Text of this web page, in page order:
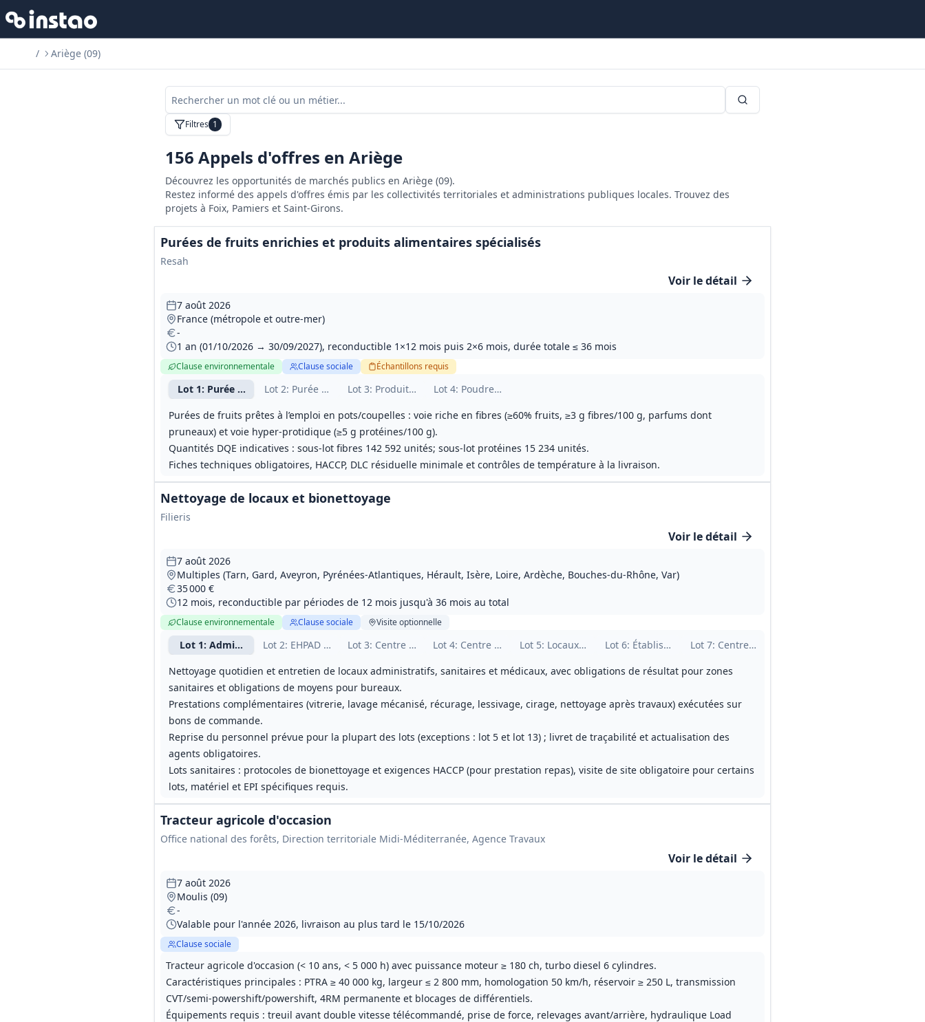
/ Ariège (09)
Filtres 1
156 Appels d'offres en Ariège
Découvrez les opportunités de marchés publics en Ariège (09).
Restez informé des appels d'offres émis par les collectivités territoriales et administrations publiques locales. Trouvez des
projets à Foix, Pamiers et Saint-Girons.
Purées de fruits enrichies et produits alimentaires spécialisés
Resah
Voir le détail
Lot 1: Purée de fruits enrichie
Lot 2: Purée de fruits riche en fibres avec sorbitol
Lot 3: Produits sans gluten
Lot 4: Poudre épaississante xanthane gamme adulte
Purées de fruits prêtes à l’emploi en pots/coupelles : voie riche en fibres (≥60% fruits, ≥3 g fibres/100 g, parfums dont
pruneaux) et voie hyper‑protidique (≥5 g protéines/100 g).
Quantités DQE indicatives : sous‑lot fibres 142 592 unités; sous‑lot protéines 15 234 unités.
Fiches techniques obligatoires, HACCP, DLC résiduelle minimale et contrôles de température à la livraison.
7 août 2026
France (métropole et outre‑mer)
-
1 an (01/10/2026 → 30/09/2027), reconductible 1×12 mois puis 2×6 mois, durée totale ≤ 36 mois
Clause environnementale Clause sociale Échantillons requis
Nettoyage de locaux et bionettoyage
Filieris
Voir le détail
Lot 1: Administrations et centres de santé (Tarn)
Lot 2: EHPAD et établissement de santé (Tarn - Pampelonne / PSB)
Lot 3: Centre de santé et établissement (Aveyron)
Lot 4: Centre de santé (Pau)
Lot 5: Locaux divers (lot réservé EA/ESAT - Gard)
Lot 6: Établissement de santé SSR (La Pomarède)
Lot 7: Centres de santé (secteur Gard)
Nettoyage quotidien et entretien de locaux administratifs, sanitaires et médicaux, avec obligations de résultat pour zones
sanitaires et obligations de moyens pour bureaux.
Prestations complémentaires (vitrerie, lavage mécanisé, récurage, lessivage, cirage, nettoyage après travaux) exécutées sur
bons de commande.
Reprise du personnel prévue pour la plupart des lots (exceptions : lot 5 et lot 13) ; livret de traçabilité et actualisation des
agents obligatoires.
Lots sanitaires : protocoles de bionettoyage et exigences HACCP (pour prestation repas), visite de site obligatoire pour certains
lots, matériel et EPI spécifiques requis.
7 août 2026
Multiples (Tarn, Gard, Aveyron, Pyrénées‑Atlantiques, Hérault, Isère, Loire, Ardèche, Bouches‑du‑Rhône, Var)
35 000 €
12 mois, reconductible par périodes de 12 mois jusqu'à 36 mois au total
Clause environnementale Clause sociale Visiteoptionnelle
Tracteur agricole d'occasion
Office national des forêts, Direction territoriale Midi-Méditerranée, Agence Travaux
Voir le détail
Tracteur agricole d'occasion (< 10 ans, < 5 000 h) avec puissance moteur ≥ 180 ch, turbo diesel 6 cylindres.
Caractéristiques principales : PTRA ≥ 40 000 kg, largeur ≤ 2 800 mm, homologation 50 km/h, réservoir ≥ 250 L, transmission
CVT/semi‑powershift/powershift, 4RM permanente et blocages de différentiels.
Équipements requis : treuil avant double vitesse télécommandé, prise de force, relevages avant/arrière, hydraulique Load
7 août 2026
Moulis (09)
-
Valable pour l'année 2026, livraison au plus tard le 15/10/2026
Clause sociale